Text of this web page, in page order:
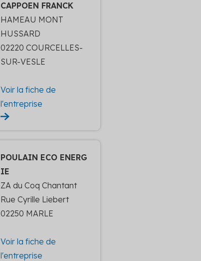
CAPPOEN FRANCK
HAMEAU MONT
HUSSARD
02220 COURCELLES-
SUR-VESLE
Voir la fiche de
l'entreprise
POULAIN ECO ENERG
IE
ZA du Coq Chantant
Rue Cyrille Liebert
02250 MARLE
Voir la fiche de
l'entreprise